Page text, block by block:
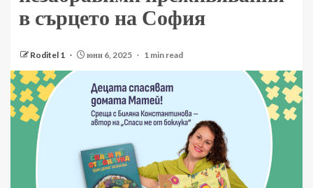
в сърцето на София
Roditel 1 юни 6, 2025 1 min read